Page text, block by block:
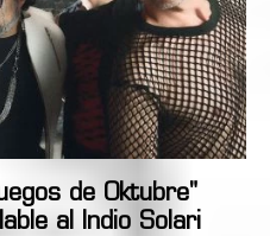
de Oktubre"
al Indio Solari